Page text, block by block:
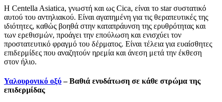
Η Centella Asiatica, γνωστή και ως Cica, είναι το star συστατικό
αυτού του αντηλιακού. Είναι αγαπημένη για τις θεραπευτικές της
ιδιότητες, καθώς βοηθά στην καταπράυνση της ερυθρότητας και
των ερεθισμών, προάγει την επούλωση και ενισχύει τον
προστατευτικό φραγμό του δέρματος. Είναι τέλεια για ευαίσθητες
επιδερμίδες που αναζητούν ηρεμία και άνεση μετά την έκθεση
στον ήλιο.
Υαλουρονικό οξύ– Βαθιά ενυδάτωση σε κάθε στρώμα της
επιδερμίδας